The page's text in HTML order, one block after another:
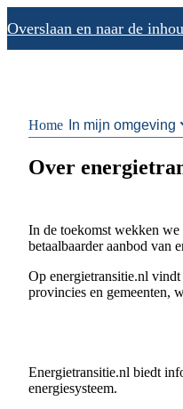
Overslaan en naar de
Home In mijn omgeving
Over
In de toekomst wekken
betaalbaarder aanbod van
Op energietransitie.nl
provincies en gemeenten,
Energietransitie.nl biedt
energiesysteem.